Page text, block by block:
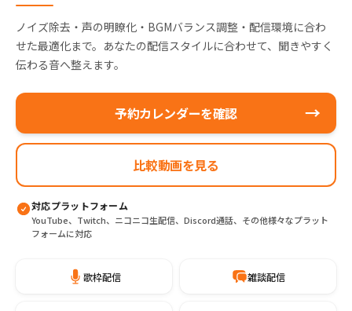
ノイズ除去・声の明瞭化・BGMバランス調整・配信環境に合わ
せた最適化まで。あなたの配信スタイルに合わせて、聞きやすく
伝わる音へ整えます。
予約カレンダーを確認 →
比較動画を見る
対応プラットフォーム
YouTube、Twitch、ニコニコ生配信、Discord通話、その他様々なプラット
フォームに対応
歌枠配信 雑談配信